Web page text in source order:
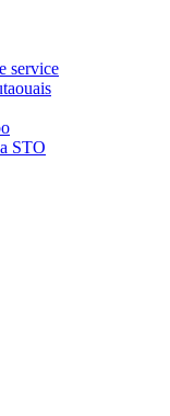
service​
STO